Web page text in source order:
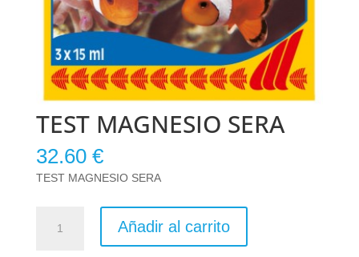
TEST MAGNESIO SERA
32.60 €
TEST MAGNESIO SERA
MAGNESIO
Añadir al carrito